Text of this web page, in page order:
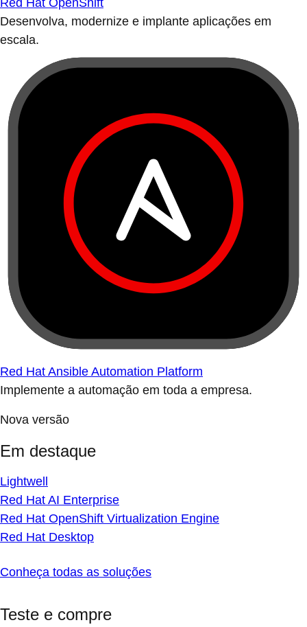
Red Hat OpenShift
Desenvolva, modernize e implante aplicações em
escala.
Red Hat Ansible Automation Platform
Implemente a automação em toda a empresa.
Nova versão
Em destaque
Lightwell
Red Hat AI Enterprise
Red Hat OpenShift Virtualization Engine
Red Hat Desktop
Conheça todas as soluções
Teste e compre